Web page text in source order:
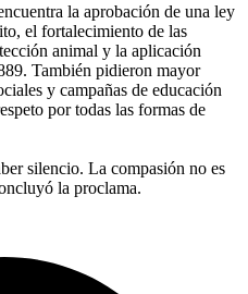
la aprobación de una ley
el fortalecimiento de las
animal y la aplicación
También pidieron mayor
y campañas de educación
por todas las formas de
silencio. La compasión no es
la proclama.